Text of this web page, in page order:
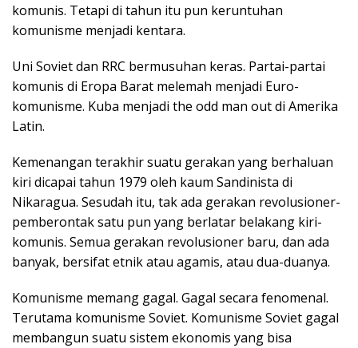
komunis. Tetapi di tahun itu pun keruntuhan
komunisme menjadi kentara.
Uni Soviet dan RRC bermusuhan keras. Partai-partai
komunis di Eropa Barat melemah menjadi Euro-
komunisme. Kuba menjadi the odd man out di Amerika
Latin.
Kemenangan terakhir suatu gerakan yang berhaluan
kiri dicapai tahun 1979 oleh kaum Sandinista di
Nikaragua. Sesudah itu, tak ada gerakan revolusioner-
pemberontak satu pun yang berlatar belakang kiri-
komunis. Semua gerakan revolusioner baru, dan ada
banyak, bersifat etnik atau agamis, atau dua-duanya.
Komunisme memang gagal. Gagal secara fenomenal.
Terutama komunisme Soviet. Komunisme Soviet gagal
membangun suatu sistem ekonomis yang bisa